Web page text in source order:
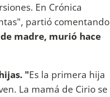
En Crónica
partió comentando
madre, murió hace
"Es la primera hija
La mamá de Cirio se